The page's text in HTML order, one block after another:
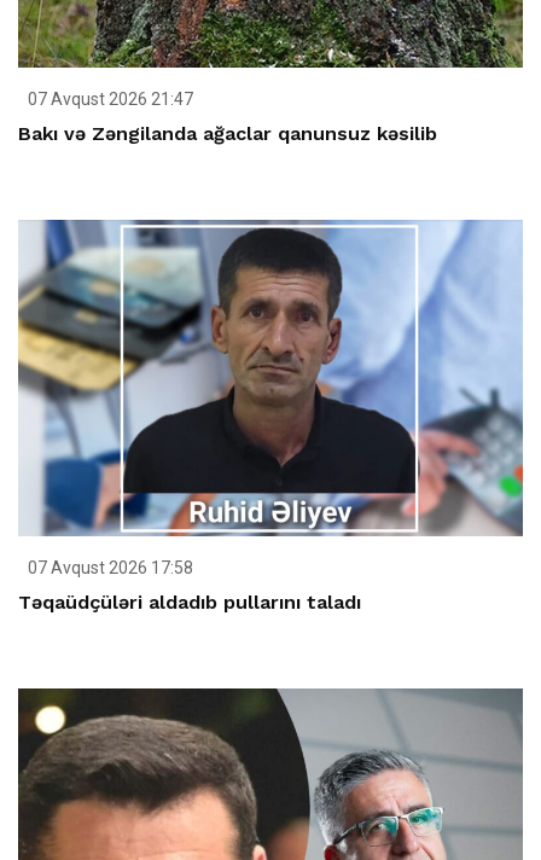
07 Avqust 2026 21:47
Bakı və Zəngilanda ağaclar qanunsuz kəsilib
07 Avqust 2026 17:58
Təqaüdçüləri aldadıb pullarını taladı